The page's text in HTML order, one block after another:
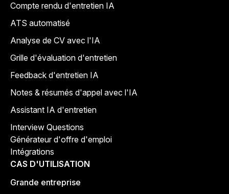
Compte rendu d'entretien IA
ATS automatisé
Analyse de CV avec l'IA
Grille d'évaluation d'entretien
Feedback d'entretien IA
Notes & résumés d'appel avec l'IA
Assistant IA d'entretien
Interview Questions
Générateur d'offre d'emploi
Intégrations
CAS D'UTILISATION
Grande entreprise